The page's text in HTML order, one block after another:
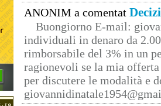
ANONIM a comentat
Buongiorno E-mail:
individuali in denaro da
rimborsabile del 3% in un
ragionevoli se la mia
per discutere le modalità e